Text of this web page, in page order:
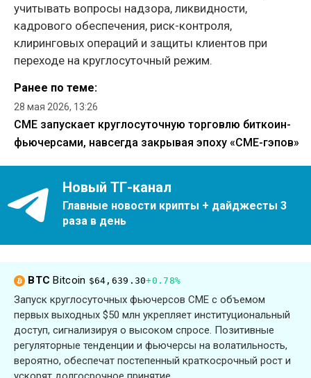
учитывать вопросы надзора, ликвидности,
кадрового обеспечения, риск-контроля,
клиринговых операций и защиты клиентов при
переходе на круглосуточный режим.
Ранее по теме:
28 мая 2026, 13:26
CME запускает круглосуточную торговлю биткоин-
фьючерсами, навсегда закрывая эпоху «CME-гэпов»
Новый ТГ-канал
Главные новости крипты + дайджесты 3
раза в день
BTCBitcoin $64,639.30+0.78%
Запуск круглосуточных фьючерсов CME с объемом
первых выходных $50 млн укрепляет институциональный
доступ, сигнализируя о высоком спросе. Позитивные
регуляторные тенденции и фьючерсы на волатильность,
вероятно, обеспечат постепенный краткосрочный рост и